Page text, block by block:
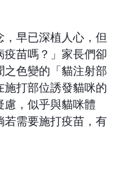
早已深植人心，但
疫苗嗎？」家長們卻
色變的「貓注射部
打部位誘發貓咪的
慮，似乎與貓咪體
若需要施打疫苗，有